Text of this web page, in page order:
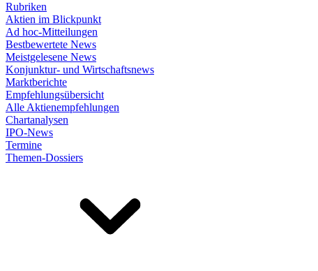
Rubriken
Aktien im Blickpunkt
Ad hoc-Mitteilungen
Bestbewertete News
Meistgelesene News
Konjunktur- und Wirtschaftsnews
Marktberichte
Empfehlungsübersicht
Alle Aktienempfehlungen
Chartanalysen
IPO-News
Termine
Themen-Dossiers